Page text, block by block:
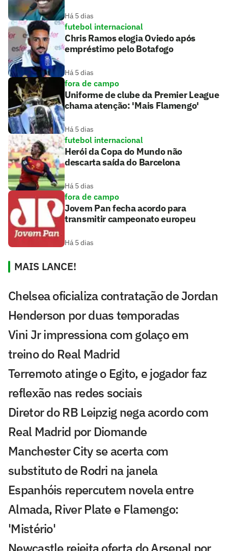
Há 5 dias
futebol internacional
Chris Ramos elogia Oviedo após
empréstimo pelo Botafogo
Há 5 dias
fora de campo
Uniforme de clube da Premier League
chama atenção: 'Mais Flamengo'
Há 5 dias
futebol internacional
Herói da Copa do Mundo não
descarta saída do Barcelona
Há 5 dias
fora de campo
Jovem Pan fecha acordo para
transmitir campeonato europeu
Há 5 dias
MAIS LANCE!
Chelsea oficializa contratação de Jordan
Henderson por duas temporadas
Vini Jr impressiona com golaço em
treino do Real Madrid
Terremoto atinge o Egito, e jogador faz
reflexão nas redes sociais
Diretor do RB Leipzig nega acordo com
Real Madrid por Diomande
Manchester City se acerta com
substituto de Rodri na janela
Espanhóis repercutem novela entre
Almada, River Plate e Flamengo:
'Mistério'